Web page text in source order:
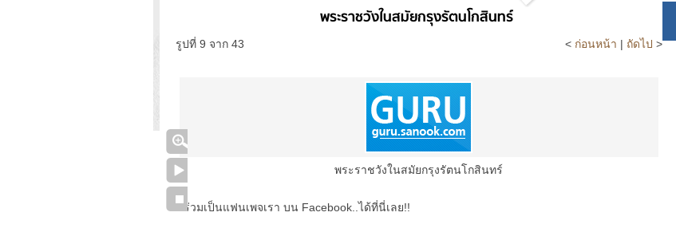
พระราชวังในสมัยกรุงรัตนโกสินทร์
รูปที่ 9 จาก 43 < ก่อนหน้า | ถัดไป >
พระราชวังในสมัยกรุงรัตนโกสินทร์
ร่วมเป็นแฟนเพจเรา บน Facebook..ได้ที่นี่เลย!!